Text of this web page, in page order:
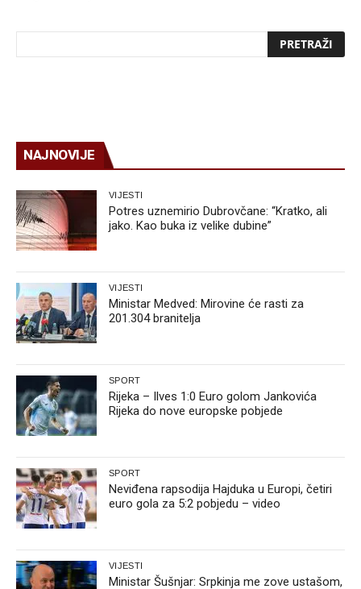
NAJNOVIJE
VIJESTI
Potres uznemirio Dubrovčane: “Kratko, ali
jako. Kao buka iz velike dubine”
VIJESTI
Ministar Medved: Mirovine će rasti za
201.304 branitelja
SPORT
Rijeka – Ilves 1:0 Euro golom Jankovića
Rijeka do nove europske pobjede
SPORT
Neviđena rapsodija Hajduka u Europi, četiri
euro gola za 5:2 pobjedu – video
VIJESTI
Ministar Šušnjar: Srpkinja me zove ustašom,